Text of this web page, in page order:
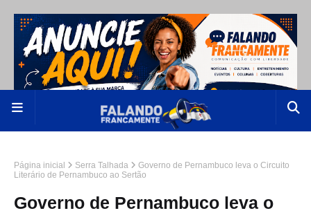
Página inicial Serra Talhada
Governo de Pernambuco leva o Circuito
Literário de Pernambuco ao Sertão
Governo de Pernambuco leva o